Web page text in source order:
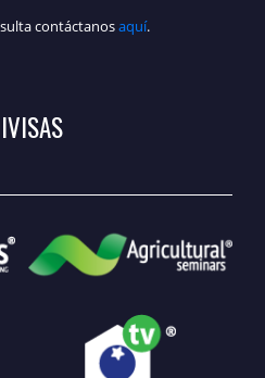
contáctanosaquí.